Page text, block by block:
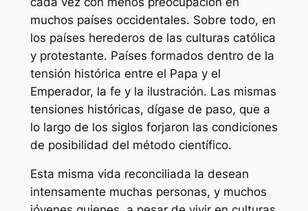
muchos países occidentales. Sobre todo, en
los países herederos de las culturas católica
y protestante. Países formados dentro de la
tensión histórica entre el Papa y el
Emperador, la fe y la ilustración. Las mismas
tensiones históricas, dígase de paso, que a
lo largo de los siglos forjaron las condiciones
de posibilidad del método científico.
Esta misma vida reconciliada la desean
intensamente muchas personas, y muchos